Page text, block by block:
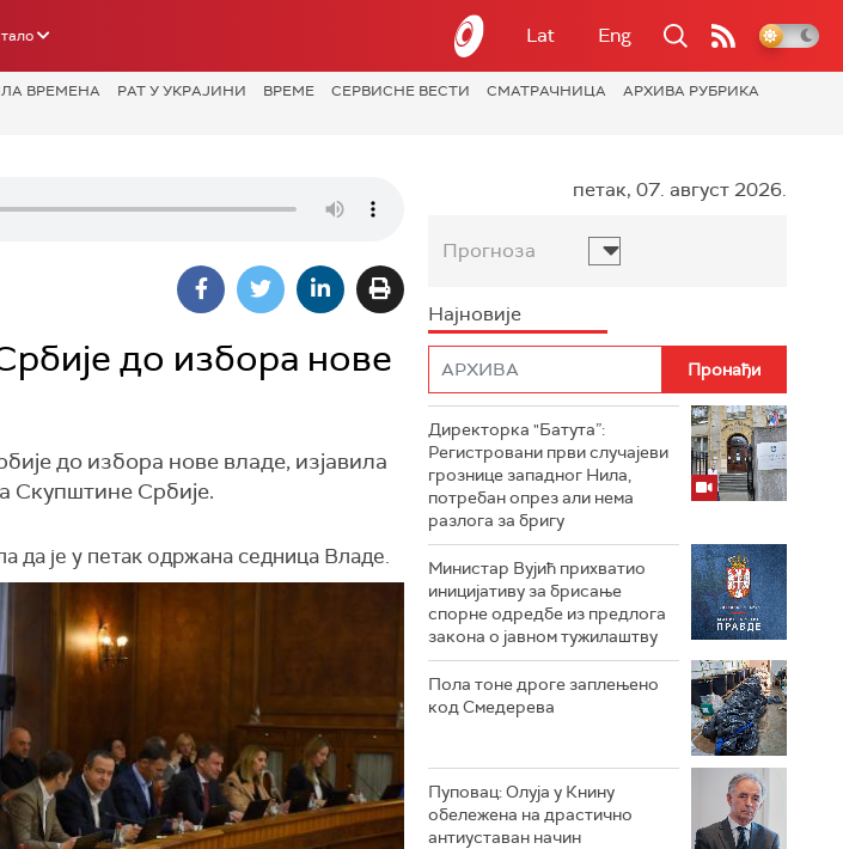
Lat Eng
ВРЕМЕНА РАТ У УКРАЈИНИ ВРЕМЕ СЕРВИСНЕ ВЕСТИ СМАТРАЧНИЦА
АРХИВА РУБРИКА
до избора нове
до избора нове владе, изјавила
Скупштине Србије.
да је у петак одржана седница Владе.
петак, 07. август 2026.
Прогноза
Најновије
Директорка "Батута”:
Регистровани први случајеви
грознице западног Нила,
потребан опрез али нема
разлога за бригу
Министар Вујић прихватио
иницијативу за брисање
спорне одредбе из предлога
закона o јавном тужилаштву
Пола тоне дроге заплењено
код Смедерева
Пуповац: Олуја у Книну
обележена на драстично
антиуставан начин